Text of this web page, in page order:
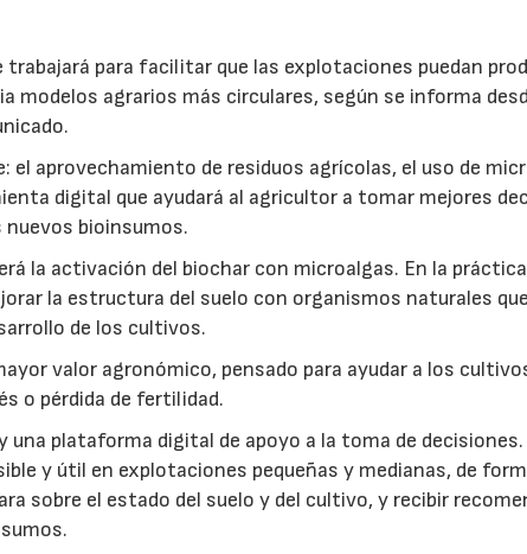
para facilitar que las explotaciones puedan
modelos agrarios más circulares, según se informa
el aprovechamiento de residuos agrícolas, el uso de
digital que ayudará al agricultor a tomar mejores
bioinsumos.
la activación del biochar con microalgas. En la
la estructura del suelo con organismos naturales
de los cultivos.
valor agronómico, pensado para ayudar a los
o pérdida de fertilidad.
una plataforma digital de apoyo a la toma de
y útil en explotaciones pequeñas y medianas, de
sobre el estado del suelo y del cultivo, y recibir